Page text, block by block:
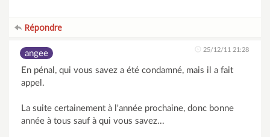
Répondre
angee 25/12/11 21:28
En pénal, qui vous savez a été condamné, mais il a fait
appel.
La suite certainement à l'année prochaine, donc bonne
année à tous sauf à qui vous savez...